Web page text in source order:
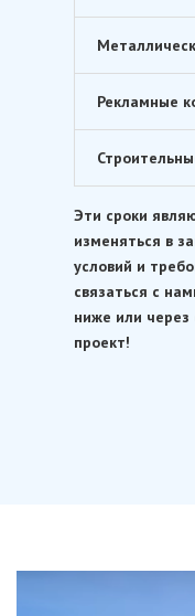
Рекламные
Эти сроки
изменяться в
условий и
связаться с
ниже или
проект!